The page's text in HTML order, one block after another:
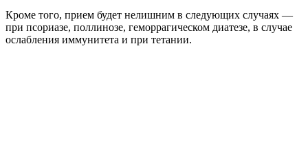
Кроме того, прием будет нелишним в следующих случаях —
при псориазе, поллинозе, геморрагическом диатезе, в случае
ослабления иммунитета и при тетании.